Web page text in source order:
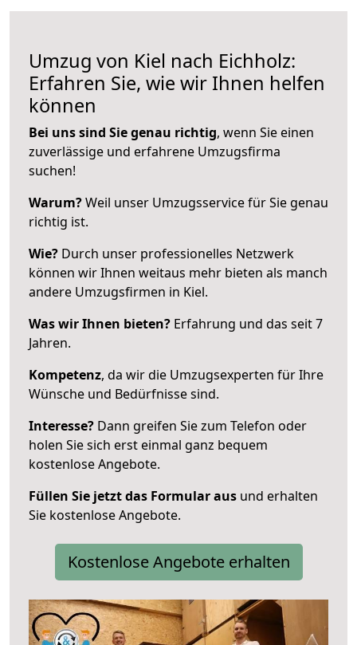
Umzug von Kiel nach Eichholz:
Erfahren Sie, wie wir Ihnen helfen
können
Bei uns sind Sie genau richtig, wenn Sie einen
zuverlässige und erfahrene Umzugsfirma
suchen!
Warum?Weil unser Umzugsservice für Sie genau
richtig ist.
Wie? Durch unser professionelles Netzwerk
können wir Ihnen weitaus mehr bieten als manch
andere Umzugsfirmen in Kiel.
Was wir Ihnen bieten? Erfahrung und das seit 7
Jahren.
Kompetenz, da wir die Umzugsexperten für Ihre
Wünsche und Bedürfnisse sind.
Interesse? Dann greifen Sie zum Telefon oder
holen Sie sich erst einmal ganz bequem
kostenlose Angebote.
Füllen Sie jetzt das Formular aus und erhalten
Sie kostenlose Angebote.
Kostenlose Angebote erhalten